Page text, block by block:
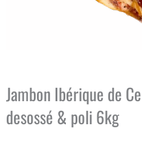
Jambon Ibérique de
desossé & poli 6kg